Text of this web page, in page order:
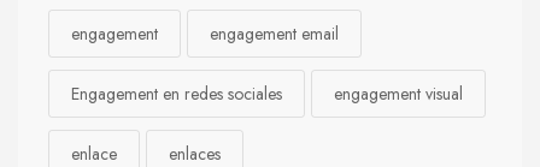
engagement engagement email
Engagement en redes sociales engagement visual
enlace enlaces